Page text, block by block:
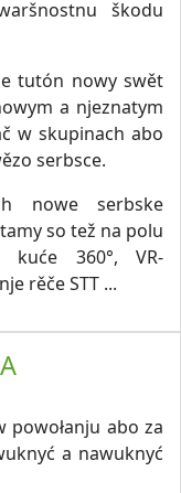
škodu
tutón nowy swět
a njeznatym
w skupinach abo
serbsce.
nowe serbske
so tež na polu
kuće 360°, VR-
rěče STT ...
powołanju abo za
a nawuknyć